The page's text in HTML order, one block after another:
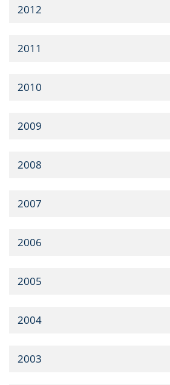
2012
2011
2010
2009
2008
2007
2006
2005
2004
2003